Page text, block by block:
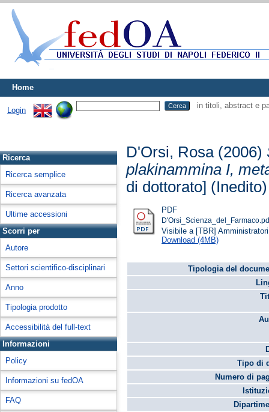
Home
Login
in titoli, abstract e
Ricerca
Ricerca semplice
Ricerca avanzata
Ultime accessioni
Scorri per
Autore
Settori scientifico-disciplinari
Anno
Tipologia prodotto
Accessibilità del full-text
Informazioni
Policy
Informazioni su fedOA
FAQ
D'Orsi, Rosa(2006)
plakinammina I,
di dottorato] (Inedito)
PDF
Visibile a [TBR]
Download (4MB)
Tipologia del
Tipo di
Numero di